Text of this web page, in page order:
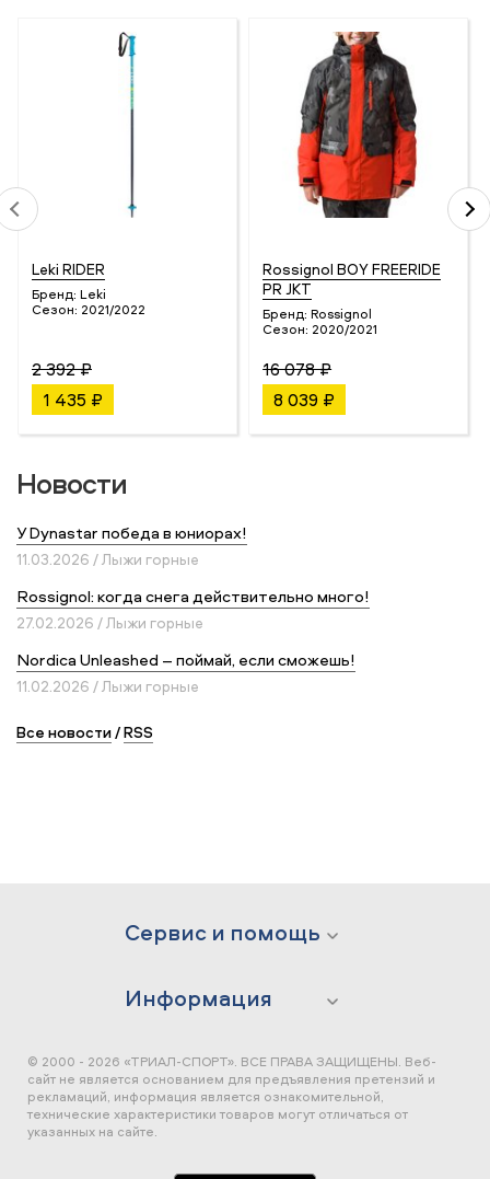
Leki RIDER
Бренд: Leki
Сезон: 2021/2022
2 392 ₽
1 435 ₽
Rossignol BOY FREERIDE
PR JKT
Бренд: Rossignol
Сезон: 2020/2021
16 078 ₽
8 039 ₽
Новости
У Dynastar победа в юниорах!
11.03.2026 / Лыжи горные
Rossignol: когда снега действительно много!
27.02.2026 / Лыжи горные
Nordica Unleashed – поймай, если сможешь!
11.02.2026 / Лыжи горные
Все новости/RSS
Сервис и помощь
Информация
© 2000 - 2026 «ТРИАЛ-СПОРТ». ВСЕ ПРАВА ЗАЩИЩЕНЫ. Веб-
сайт не является основанием для предъявления претензий и
рекламаций, информация является ознакомительной,
технические характеристики товаров могут отличаться от
указанных на сайте.